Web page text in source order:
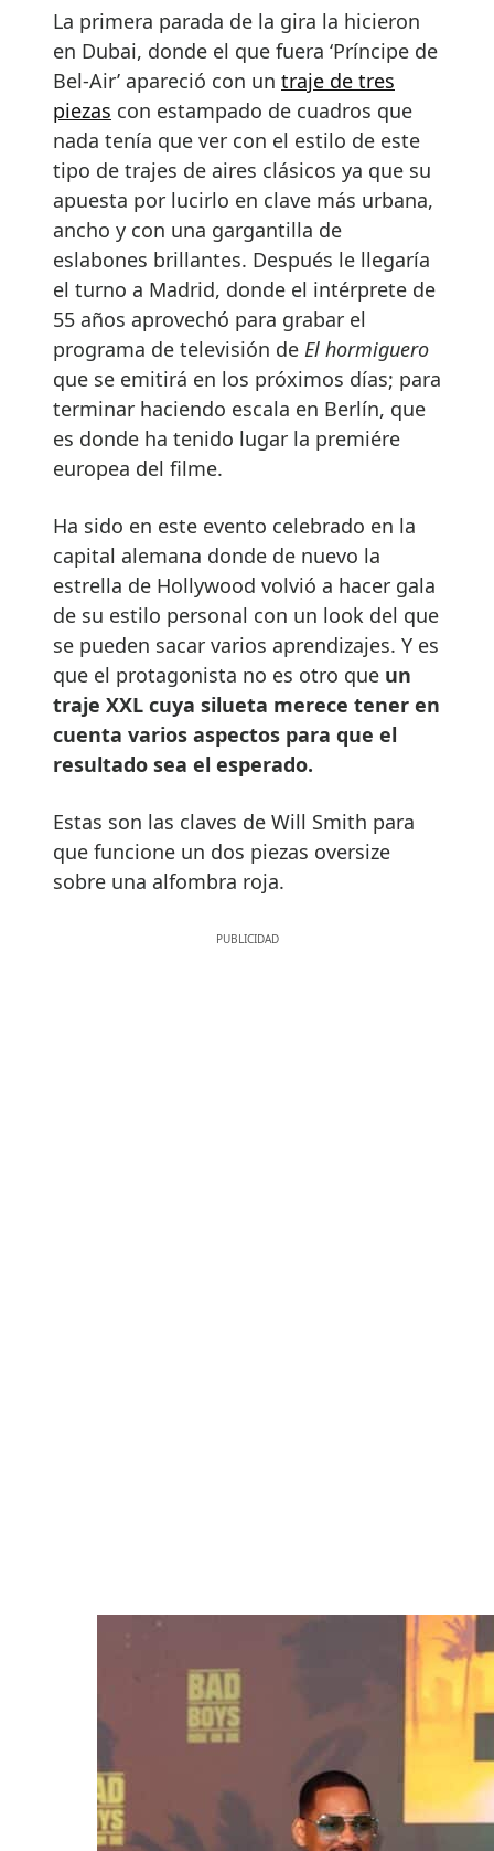
La primera parada de la gira la hicieron
en Dubai, donde el que fuera ‘Príncipe de
Bel-Air’ apareció con un traje de tres
piezas con estampado de cuadros que
nada tenía que ver con el estilo de este
tipo de trajes de aires clásicos ya que su
apuesta por lucirlo en clave más urbana,
ancho y con una gargantilla de
eslabones brillantes. Después le llegaría
el turno a Madrid, donde el intérprete de
55 años aprovechó para grabar el
programa de televisión de El hormiguero
que se emitirá en los próximos días; para
terminar haciendo escala en Berlín, que
es donde ha tenido lugar la premiére
europea del filme.
Ha sido en este evento celebrado en la
capital alemana donde de nuevo la
estrella de Hollywood volvió a hacer gala
de su estilo personal con un look del que
se pueden sacar varios aprendizajes. Y es
que el protagonista no es otro que un
traje XXL cuya silueta merece tener en
cuenta varios aspectos para que el
resultado sea el esperado.
Estas son las claves de Will Smith para
que funcione un dos piezas oversize
sobre una alfombra roja.